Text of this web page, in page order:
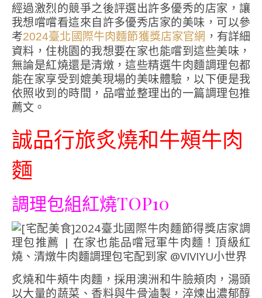
經過激烈的競爭之後評選出許多優秀的店家，讓
我想嚐嚐看這來自許多優秀店家的美味，可以參
考2024臺北國際牛肉麵節獲獎店家官網 ，有詳細
資料，住桃園的我想要在家也能嚐到這些美味，
無論是紅燒還是清燉，這些精選牛肉麵調理包都
能在家享受到媲美現場的美味體驗，以下便是我
依照收到的時間，品嚐並整理出的一篇調理包推
薦文。
誠品行旅炙燒和牛頰牛肉
麵
調理包組紅燒TOP10
炙燒和牛頰牛肉麵，採用澳洲和牛臉頰肉，湯頭
以大量的蔬菜、香料與牛骨滷製，淬煉出濃郁醇